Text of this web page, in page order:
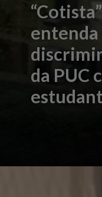
entenda
da PUC